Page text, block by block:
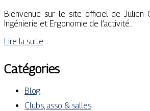
Bienvenue sur le site officiel de Julien
Ingénierie et Ergonomie de l’activité…
Lire la suite
Catégories
Blog
Clubs, asso & salles